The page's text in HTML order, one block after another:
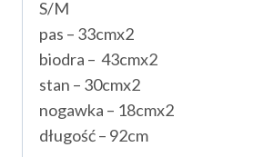
S/M
pas – 33cmx2
biodra – 43cmx2
stan – 30cmx2
nogawka – 18cmx2
długość – 92cm